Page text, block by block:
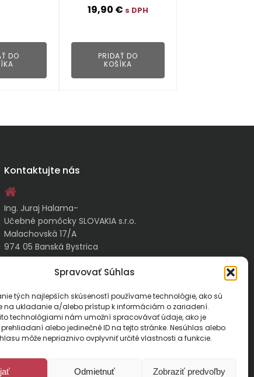
Spravovať Súhlas
tých najlepších skúseností používame technológie, ako sú
na ukladanie a/alebo prístup k informáciám o zariadení.
technológiami nám umožní spracovávať údaje, ako je
alebo jedinečné ID na tejto stránke. Nesúhlas alebo
môže nepriaznivo ovplyvniť určité vlastnosti a funkcie.
Odmietnuť Zobraziť predvoľby
DO
19,90 € s DPH
PRIDAŤ DO
KOŠÍKA
Kontaktujte nás
Ing. Juraj Halama-
Učebné pomôcky SLOVAKIA s.r.o.
Malachovská 17/A
974 05 Banská Bystrica
kontakt@ucebnepomockyslovakia.sk
0917 797 357, 048/410 18 88